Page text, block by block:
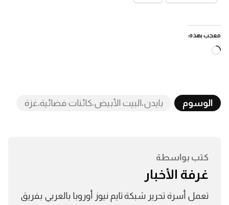
معجب بهذه:
جاري
الوسوم بايدن،البيت الأبيض،كائنات فضائية،غزة
كتب بواسطة
غرفة الأخبار
تعمل أسرة تحرير شبكة تايم نيوز أوروبا بالعربي بفريق